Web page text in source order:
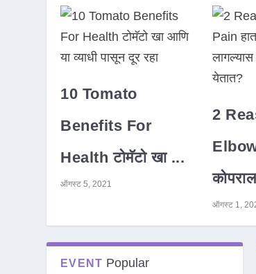
10 Tomato
Benefits For
Health टोमॅटो खा ...
ऑगस्ट 5, 2021
2
Elbow
ऑगस्ट 1,
EVENT Popular